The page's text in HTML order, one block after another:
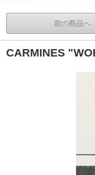
前の商品へ
CARMINES